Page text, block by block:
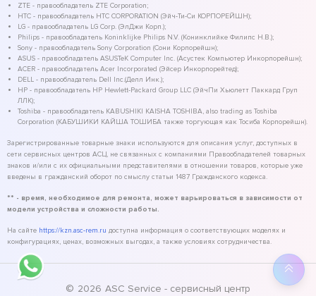
ZTE - правообладатель ZTE Corporation;
HTC - правообладатель HTC CORPORATION (Эйч-Ти-Си КОРПОРЕЙШН);
LG - правообладатель LG Corp. (ЭлДжи Корп.);
Philips - правообладатель Koninklijke Philips N.V. (Конинклийке Филипс Н.В.);
Sony - правообладатель Sony Corporation (Сони Корпорейшн);
ASUS - правообладатель ASUSTeK Computer Inc. (Асустек Компьютер Инкорпорейшн);
ACER - правообладатель Acer Incorporated (Эйсер Инкорпорейтед);
DELL - правообладатель Dell Inc.(Делл Инк.);
HP - правообладатель HP Hewlett-Packard Group LLC (ЭйчПи Хьюлетт Паккард Груп
ЛЛК);
Toshiba - правообладатель KABUSHIKI KAISHA TOSHIBA, also trading as Toshiba
Corporation (КАБУШИКИ КАЙША ТОШИБА также торгующая как Тосиба Корпорейшн).
Зарегистрированные товарные знаки используются для описания услуг, доступных в
сети сервисных центров АСЦ, не связанных с компаниями Правообладателей товарных
знаков и/или с их официальными представителями в отношении товаров, которые уже
введены в гражданский оборот по смыслу статьи 1487 Гражданского кодекса.
** - время, необходимое для ремонта, может варьироваться в зависимости от
модели устройства и сложности работы.
На сайте https://kzn.asc-rem.ru доступна информация о соответствующих моделях и
конфигурациях, ценах, возможных выгодах, а также условиях сотрудничества.
© 2026 ASC Service - сервисный центр